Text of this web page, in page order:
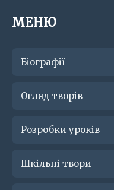
МЕНЮ
Біографії
Огляд творів
Розробки уроків
Шкільні твори